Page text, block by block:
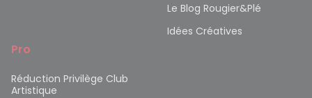
Le Blog Rougier&Plé
Idées Créatives
Pro
Réduction Privilège Club
Artistique